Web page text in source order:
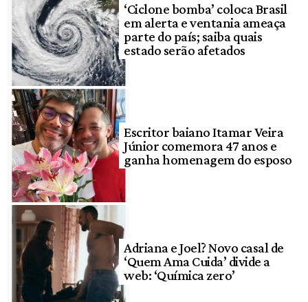
‘Ciclone bomba’ coloca Brasil
em alerta e ventania ameaça
parte do país; saiba quais
estado serão afetados
Escritor baiano Itamar Veira
Júnior comemora 47 anos e
ganha homenagem do esposo
Adriana e Joel? Novo casal de
‘Quem Ama Cuida’ divide a
web: ‘Química zero’